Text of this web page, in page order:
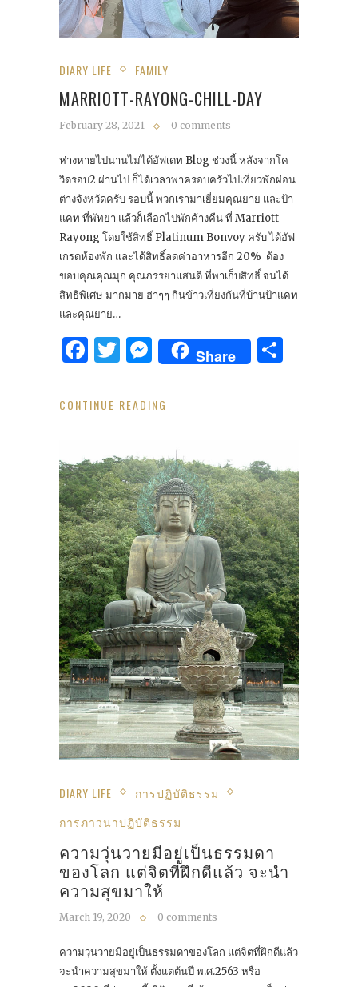
DIARY LIFE FAMILY
MARRIOTT-RAYONG-CHILL-DAY
February 28, 2021 0 comments
ห่างหายไปนานไม่ได้อัฟเดท Blog ช่วงนี้ หลังจากโค
วิดรอบ2 ผ่านไป ก็ได้เวลาพาครอบครัวไปเที่ยวพักผ่อน
ต่างจังหวัดครับ รอบนี้ พวกเรามาเยี่ยมคุณยาย และป้า
แคท ที่พัทยา แล้วก็เลือกไปพักค้างคืน ที่ Marriott
Rayong โดยใช้สิทธิ์ Platinum Bonvoy ครับ ได้อัฟ
เกรดห้องพัก และได้สิทธิ์ลดค่าอาหารอีก 20% ต้อง
ขอบคุณคุณมุก คุณภรรยาแสนดี ที่พาเก็บสิทธิ์ จนได้
สิทธิพิเศษ มากมาย ฮ่าๆๆ กินข้าวเที่ยงกันที่บ้านป้าแคท
และคุณยาย…
Facebook
Twitter
Messenger
Share
CONTINUE READING
DIARY LIFE
การปฏิบัติธรรม
การภาวนาปฏิบัติธรรม
ความวุ่นวายมีอยู่เป็นธรรมดา
ของโลก แต่จิตที่ฝึกดีแล้ว จะนำ
ความสุขมาให้
March 19, 2020 0 comments
ความวุ่นวายมีอยู่เป็นธรรมดาของโลก แต่จิตที่ฝึกดีแล้ว
จะนำความสุขมาให้ ตั้งแต่ต้นปี พ.ศ.2563 หรือ